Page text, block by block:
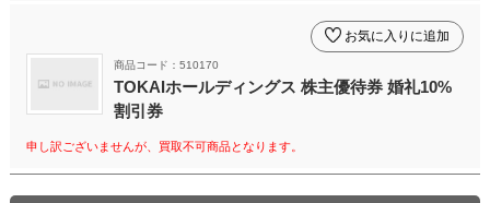
商品コード：510170
TOKAIホールディングス 株主優待券 婚礼10%
割引券
お気に入りに追加
申し訳ございませんが、買取不可商品となります。